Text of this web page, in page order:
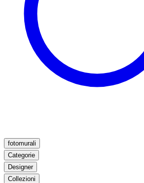
fotomurali
Categorie
Designer
Collezioni